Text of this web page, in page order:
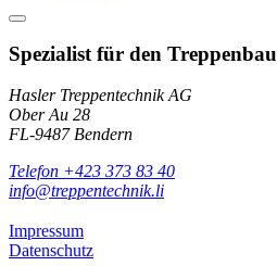
Spezialist für den Treppenbau
Hasler Treppentechnik AG
Ober Au 28
FL-9487 Bendern
Telefon +423 373 83 40
info@treppentechnik.li
Impressum
Datenschutz